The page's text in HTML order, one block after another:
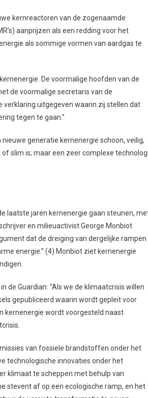
kernreactoren van de zogenaamde
aanprijzen als een redding voor het
als sommige vormen van aardgas te
De voormalige hoofden van de
de voormalige secretaris van de
uitgegeven waarin zij stellen dat
tegen te gaan.”
generatie kernenergie schoon, veilig,
slim is; maar een zeer complexe
laatste jaren kernenergie gaan steunen,
en milieuactivist George Monbiot
dat de dreiging van dergelijke rampen
energie.” (4) Monbiot ziet kernenergie
de Guardian: “Als we de klimaatcrisis willen
gepubliceerd waarin wordt gepleit voor
kernenergie wordt voorgesteld naast
van fossiele brandstoffen onder het
technologische innovaties onder het
klimaat te scheppen met behulp van
stevent af op een ecologische ramp, en het